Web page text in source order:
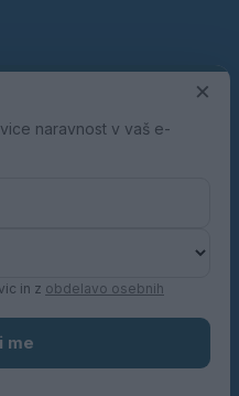
d.o.o.
×
naravnost v vaš e-
in z obdelavo osebnih
me